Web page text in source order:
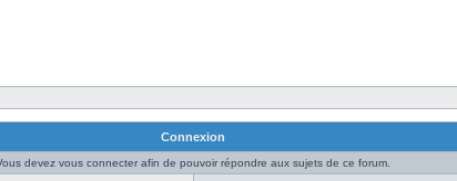
Connexion
devez vous connecter afin de pouvoir répondre aux sujets de ce forum.